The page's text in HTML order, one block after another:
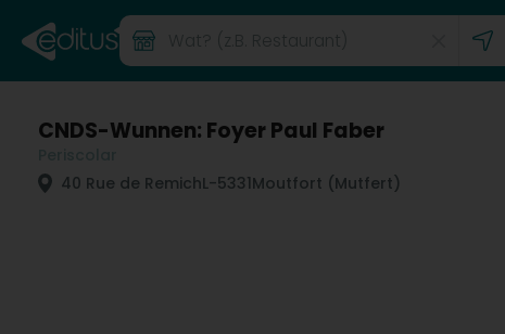
CNDS-Wunnen: Foyer Paul Faber
40 Rue de RemichL-5331Moutfort (Mutfert)